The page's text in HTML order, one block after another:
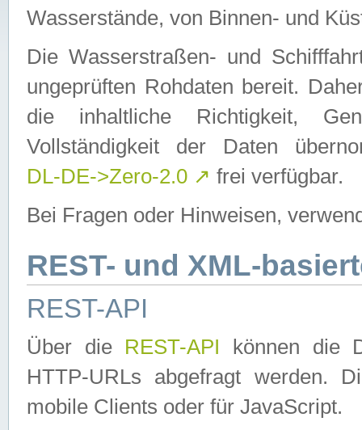
Wasserstände, von Binnen- und
Die Wasserstraßen- und
ungeprüften Rohdaten bereit.
die inhaltliche Richtigkeit,
Vollständigkeit der Daten
DL-DE->Zero-2.0 ↗ frei verfügbar.
Bei Fragen oder Hinweisen,
REST- und XML-
REST-API
Über die REST-API können die
HTTP-URLs abgefragt werden.
mobile Clients oder für JavaScript.